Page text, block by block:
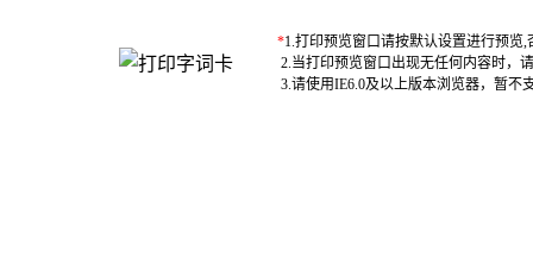
*1.打印预览窗口请按默认设置进行预览
2.当打印预览窗口出现无任何内容时，
3.请使用IE6.0及以上版本浏览器，暂不